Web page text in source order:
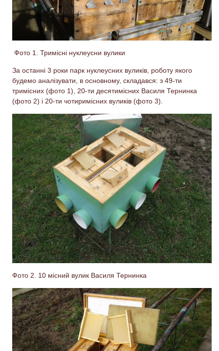
Фото 1. Тримісні нуклеусни вулики
За останні 3 роки парк нуклеусних вуликів, роботу якого
будемо аналізувати, в основному, складався: з 49-ти
тримісних (фото 1), 20-ти десятимісних Василя Тернинка
(фото 2) і 20-ти чотиримісних вуликів (фото 3).
Фото 2. 10 місний вулик Василя Тернинка